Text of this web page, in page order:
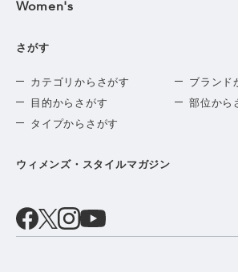
Women's
さがす
カテゴリからさがす
ブランド
目的からさがす
部位から
タイプからさがす
ウィメンズ・スタイルマガジン